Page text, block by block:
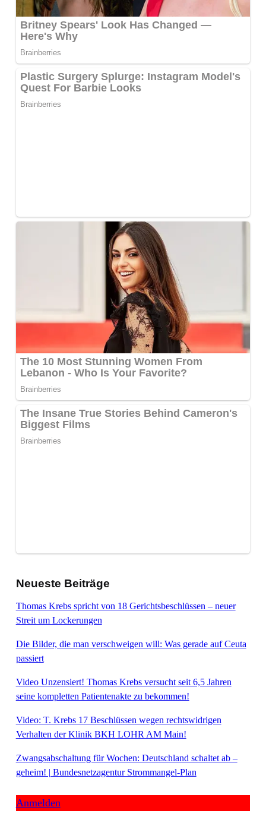
Neueste Beiträge
Thomas Krebs spricht von 18 Gerichtsbeschlüssen – neuer
Streit um Lockerungen
Die Bilder, die man verschweigen will: Was gerade auf Ceuta
passiert
Video Unzensiert! Thomas Krebs versucht seit 6,5 Jahren
seine kompletten Patientenakte zu bekommen!
Video: T. Krebs 17 Beschlüssen wegen rechtswidrigen
Verhalten der Klinik BKH LOHR AM Main!
Zwangsabschaltung für Wochen: Deutschland schaltet ab –
geheim! | Bundesnetzagentur Strommangel-Plan
Anmelden